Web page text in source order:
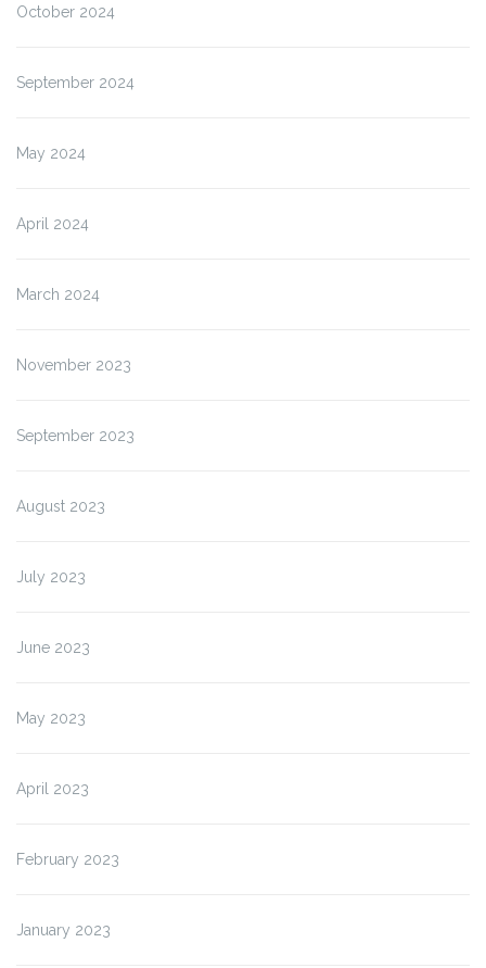
October 2024
September 2024
May 2024
April 2024
March 2024
November 2023
September 2023
August 2023
July 2023
June 2023
May 2023
April 2023
February 2023
January 2023